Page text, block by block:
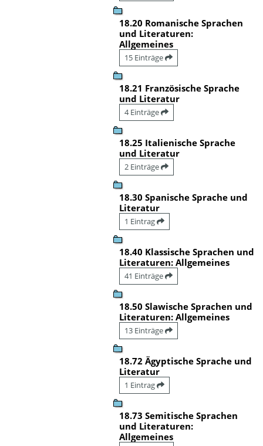
18.20 Romanische Sprachen
und Literaturen:
Allgemeines
15 Einträge
18.21 Französische Sprache
und Literatur
4 Einträge
18.25 Italienische Sprache
und Literatur
2 Einträge
18.30 Spanische Sprache und
Literatur
1 Eintrag
18.40 Klassische Sprachen und
Literaturen: Allgemeines
41 Einträge
18.50 Slawische Sprachen und
Literaturen: Allgemeines
13 Einträge
18.72 Ägyptische Sprache und
Literatur
1 Eintrag
18.73 Semitische Sprachen
und Literaturen:
Allgemeines